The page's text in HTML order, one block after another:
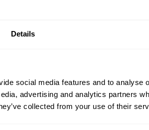
Details
social media features and to analyse
advertising and analytics partners
collected from your use of their